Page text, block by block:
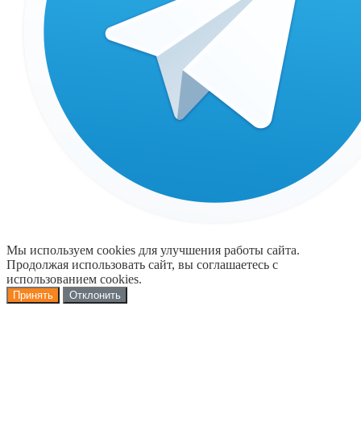
Мы используем cookies для улучшения работы сайта.
Продолжая использовать сайт, вы соглашаетесь с
использованием cookies.
Принять Отклонить